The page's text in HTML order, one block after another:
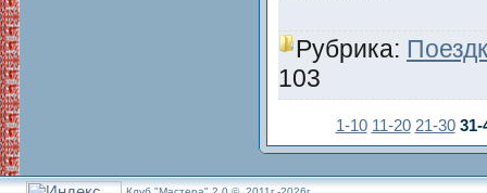
Рубрика:
103
1-10 11-20 21-30 31-